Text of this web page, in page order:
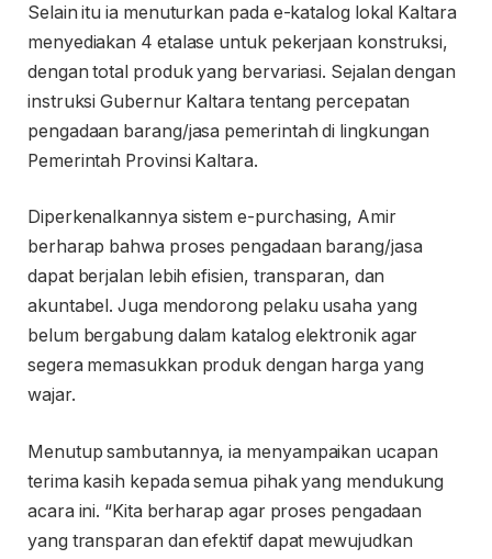
Selain itu ia menuturkan pada e-katalog lokal Kaltara
menyediakan 4 etalase untuk pekerjaan konstruksi,
dengan total produk yang bervariasi. Sejalan dengan
instruksi Gubernur Kaltara tentang percepatan
pengadaan barang/jasa pemerintah di lingkungan
Pemerintah Provinsi Kaltara.
Diperkenalkannya sistem e-purchasing, Amir
berharap bahwa proses pengadaan barang/jasa
dapat berjalan lebih efisien, transparan, dan
akuntabel. Juga mendorong pelaku usaha yang
belum bergabung dalam katalog elektronik agar
segera memasukkan produk dengan harga yang
wajar.
Menutup sambutannya, ia menyampaikan ucapan
terima kasih kepada semua pihak yang mendukung
acara ini. “Kita berharap agar proses pengadaan
yang transparan dan efektif dapat mewujudkan